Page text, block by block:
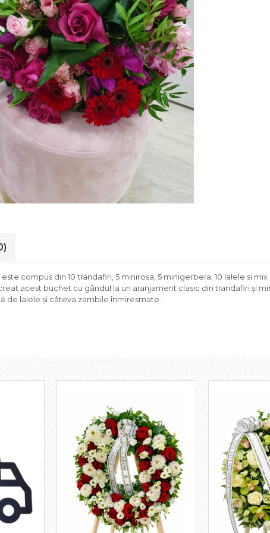
compus din 10 trandafiri, 5 minirosa, 5 minigerbera, 10 lalele si
acest buchet cu gândul la un aranjament clasic din trandafiri și
de lalele și câteva zambile înmiresmate.